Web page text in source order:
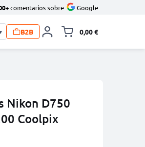
comentarios sobre Google
B2B 0,00 €
Nikon D750
Coolpix